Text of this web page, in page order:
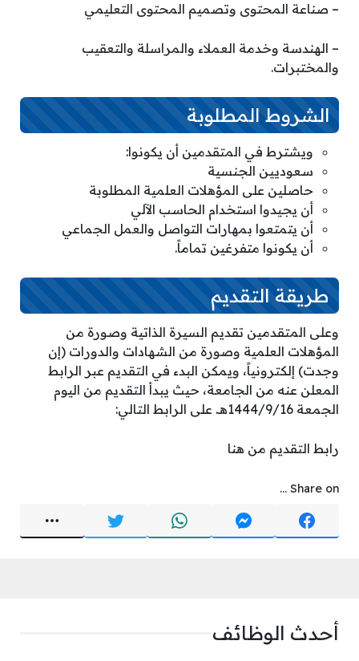
– صناعة المحتوى وتصميم المحتوى التعليمي
– الهندسة وخدمة العملاء والمراسلة والتعقيب
والمختبرات.
الشروط المطلوبة
ويشترط في المتقدمين أن يكونوا:
سعوديين الجنسية
حاصلين على المؤهلات العلمية المطلوبة
أن يجيدوا استخدام الحاسب الآلي
أن يتمتعوا بمهارات التواصل والعمل الجماعي
أن يكونوا متفرغين تماماً.
طريقة التقديم
وعلى المتقدمين تقديم السيرة الذاتية وصورة من
المؤهلات العلمية وصورة من الشهادات والدورات (إن
وجدت) إلكترونياً، ويمكن البدء في التقديم عبر الرابط
المعلن عنه من الجامعة، حيث يبدأ التقديم من اليوم
الجمعة 1444/9/16هـ. على الرابط التالي:
رابط التقديم من هنا
Share on ...
أحدث الوظائف